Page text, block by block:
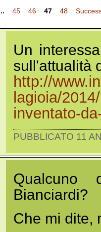
45 46 47 48
Un
sull'attualità
http://
lagioia/
inventato-
PUBBLICATO 11
Bianciardi?
Che mi dite,